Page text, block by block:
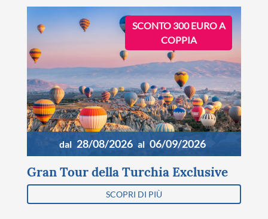
SCONTO 300 EURO A
COPPIA
dal 28/08/2026 al 06/09/2026
Gran Tour della Turchia Exclusive
SCOPRI DI PIÙ